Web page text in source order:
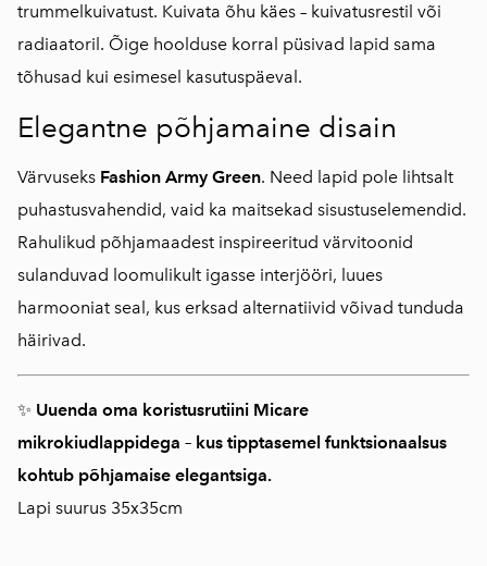
trummelkuivatust. Kuivata õhu käes – kuivatusrestil või
radiaatoril. Õige hoolduse korral püsivad lapid sama
tõhusad kui esimesel kasutuspäeval.
Elegantne põhjamaine disain
Värvuseks Fashion Army Green. Need lapid pole lihtsalt
puhastusvahendid, vaid ka maitsekad sisustuselemendid.
Rahulikud põhjamaadest inspireeritud värvitoonid
sulanduvad loomulikult igasse interjööri, luues
harmooniat seal, kus erksad alternatiivid võivad tunduda
häirivad.
✨ Uuenda oma koristusrutiini Micare
mikrokiudlappidega – kus tipptasemel funktsionaalsus
kohtub põhjamaise elegantsiga.
Lapi suurus 35x35cm